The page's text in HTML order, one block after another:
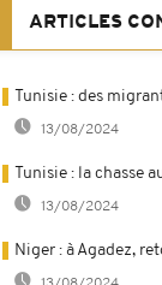
ARTICLES
Tunisie : des
13/08/2024
Tunisie : la chasse
13/08/2024
Niger : à Agadez,